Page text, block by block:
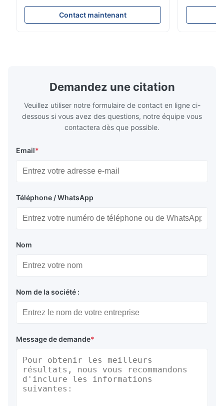
Resistance Flow Plate Overview Xinhaisen
Technology specializes in manufacturing
high-precision chemically etched flow
distribution in production processes. Flow
Plate Features Complex, Burr
Contact maintenant
instant
Demandez une citation
Veuillez utiliser notre formulaire de contact en ligne ci-
dessous si vous avez des questions, notre équipe vous
contactera dès que possible.
Email*
Téléphone / WhatsApp
Nom
Nom de la société :
Message de demande*